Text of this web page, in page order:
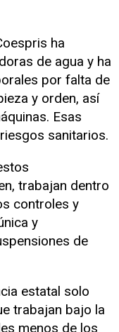
ha
de agua y ha
por falta de
y orden, así
Esas
sanitarios.
trabajan dentro
controles y
y
de
estatal solo
trabajan bajo la
menos de los